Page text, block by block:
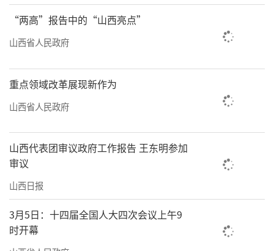
“两高”报告中的“山西亮点”
山西省人民政府
重点领域改革展现新作为
山西省人民政府
山西代表团审议政府工作报告 王东明参加
审议
山西日报
3月5日：十四届全国人大四次会议上午9
时开幕